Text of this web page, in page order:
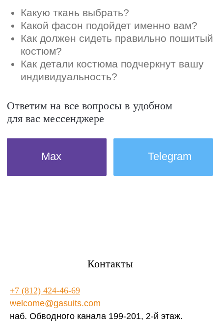
Контакты
+7 (812) 424-46-69
welcome@gasuits.com
наб. Обводного канала 199-201, 2-й этаж.